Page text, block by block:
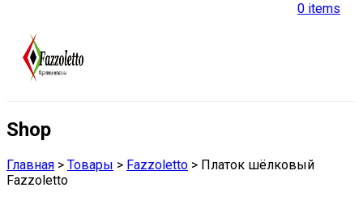
0 items
Shop
Главная > Товары > Fazzoletto > Платок шёлковый
Fazzoletto